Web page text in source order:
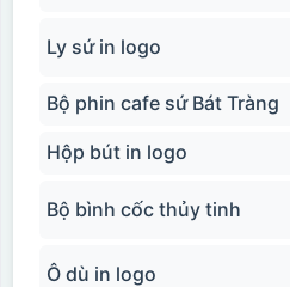
Ly sứ in logo
Bộ phin cafe sứ Bát Tràng
Hộp bút in logo
Bộ bình cốc thủy tinh
Ô dù in logo